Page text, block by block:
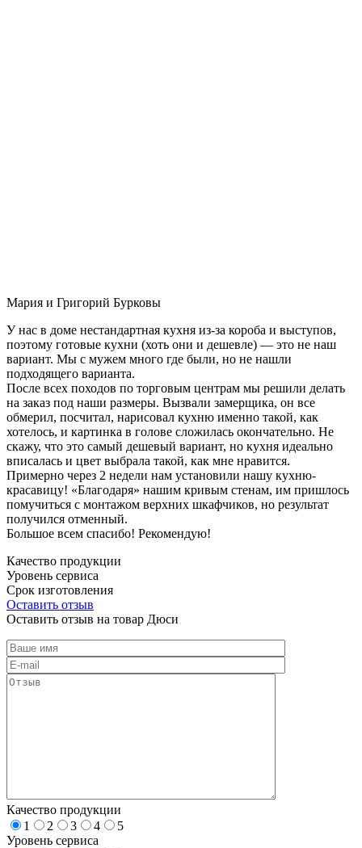
Мария и Григорий Бурковы
У нас в доме нестандартная кухня из-за короба и выступов,
поэтому готовые кухни (хоть они и дешевле) — это не наш
вариант. Мы с мужем много где были, но не нашли
подходящего варианта.
После всех походов по торговым центрам мы решили делать
на заказ под наши размеры. Вызвали замерщика, он все
обмерил, посчитал, нарисовал кухню именно такой, как
хотелось, и картинка в голове сложилась окончательно. Не
скажу, что это самый дешевый вариант, но кухня идеально
вписалась и цвет выбрала такой, как мне нравится.
Примерно через 2 недели нам установили нашу кухню-
красавицу! «Благодаря» нашим кривым стенам, им пришлось
помучиться с монтажом верхних шкафчиков, но результат
получился отменный.
Большое всем спасибо! Рекомендую!
Качество продукции
Уровень сервиса
Срок изготовления
Оставить отзыв
Оставить отзыв на товар Дюси
Качество продукции
1
2 3 4
5
Уровень сервиса